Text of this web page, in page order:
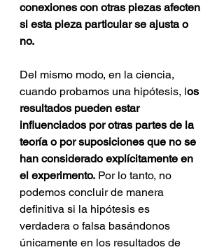
conexiones con otras piezas afecten
si esta pieza particular se ajusta o
no.
Del mismo modo, en la ciencia,
cuando probamos una hipótesis, los
resultados pueden estar
influenciados por otras partes de la
teoría o por suposiciones que no se
han considerado explícitamente en
el experimento. Por lo tanto, no
podemos concluir de manera
definitiva si la hipótesis es
verdadera o falsa basándonos
únicamente en los resultados de